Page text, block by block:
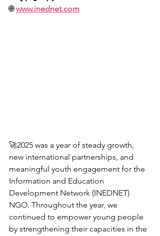
🌐 www.inednet.com
🚀2025 was a year of steady growth,
new international partnerships, and
meaningful youth engagement for the
Information and Education
Development Network (INEDNET)
NGO. Throughout the year, we
continued to empower young people
by strengthening their capacities in the